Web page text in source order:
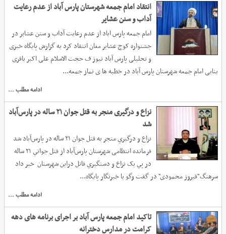
انتقاد امام جمعه شهرستان پارس آباد از عدم رعایت
آداب و سنن عشایر
امام جمعه پارس اباد از عدم رعایت آداب و سنن عشایر در
جشنواره کوچ عشایر مغان انتقاد کرد به گزارش پایگاه خبری
و تحلیلی پارس آباد نیوز ف حجت الاسلام علی اکبر باقری
بنابی امام جمعه شهرستان پارس آباد در خطبه ها ی نماز جمعه...
ادامه مطلب ...
نزاع و درگیری منجر به قتل جوان ۲۱ ساله در پارس‌آباد
شد
نزاع و درگيري منجر به قتل جوان ۲۱ ساله در پارس‌آباد شد
فرمانده انتظامی شهرستان پارس‌آباد از قتل جواني ۲۱ ساله
در پي يک نزاع و دستگيري ‏قاتل دراین شهرستان خبر داد
سرهنگ"فیروز محمودی" در گفت وگو با خبرنگار پایگاه...
ادامه مطلب ...
تاکید امام جمعه پارس آباد بر اجرای برنامه های دهه
کرامت در مدارس دخترانه